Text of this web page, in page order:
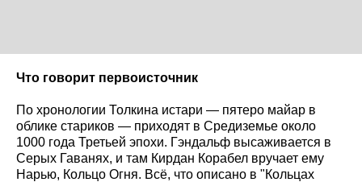
Что говорит первоисточник
По хронологии Толкина истари — пятеро майар в
облике стариков — приходят в Средиземье около
1000 года Третьей эпохи. Гэндальф высаживается в
Серых Гаванях, и там Кирдан Корабел вручает ему
Нарью, Кольцо Огня. Всё, что описано в "Кольцах